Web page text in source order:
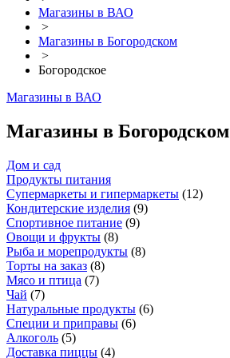
Магазины в ВАО
>
Магазины в Богородском
>
Богородское
Магазины в ВАО
Магазины в Богородском
Дом и сад
Продукты питания
Супермаркеты и гипермаркеты (12)
Кондитерские изделия (9)
Спортивное питание (9)
Овощи и фрукты (8)
Рыба и морепродукты (8)
Торты на заказ (8)
Мясо и птица (7)
Чай (7)
Натуральные продукты (6)
Специи и приправы (6)
Алкоголь (5)
Доставка пиццы (4)